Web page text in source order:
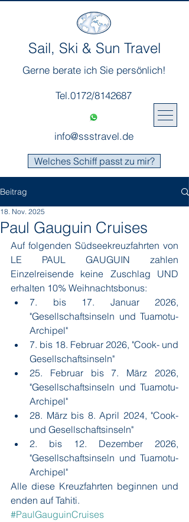
Sail, Ski & Sun Travel
Gerne berate ich Sie persönlich!
Tel.0172/8142687
info@ssstravel.de
Welches Schiff passt zu mir?
Beitrag
Paul Gauguin Cruises
18. Nov. 2025
Auf folgenden Südseekreuzfahrten von
LE PAUL GAUGUIN zahlen
Einzelreisende keine Zuschlag UND
erhalten 10% Weihnachtsbonus:
7. bis 17. Januar 2026,
"Gesellschaftsinseln und Tuamotu-
Archipel"
7. bis 18. Februar 2026, "Cook- und
Gesellschaftsinseln"
25. Februar bis 7. März 2026,
"Gesellschaftsinseln und Tuamotu-
Archipel"
28. März bis 8. April 2024, "Cook-
und Gesellschaftsinseln"
2. bis 12. Dezember 2026,
"Gesellschaftsinseln und Tuamotu-
Archipel"
Alle diese Kreuzfahrten beginnen und
enden auf Tahiti.
#PaulGauguinCruises